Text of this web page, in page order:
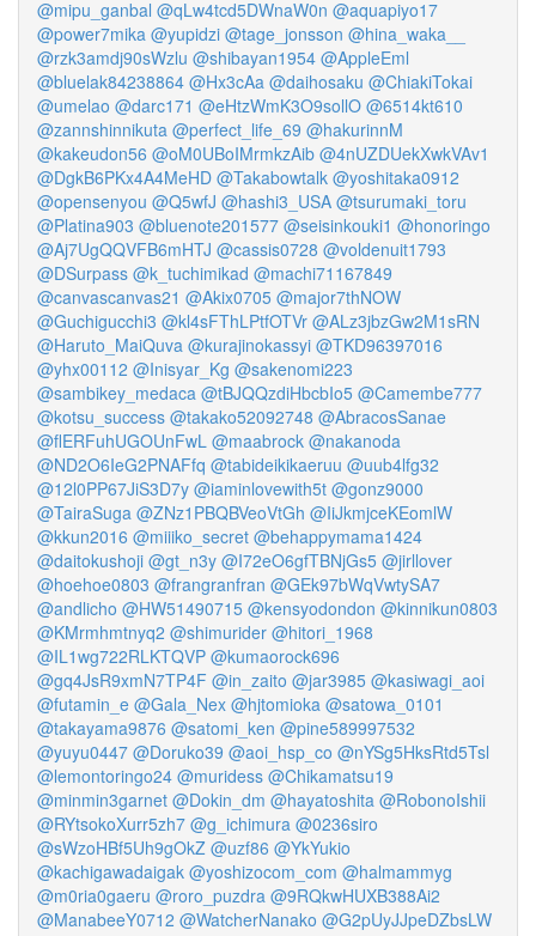
@mipu_ganbal @qLw4tcd5DWnaW0n @aquapiyo17
@power7mika @yupidzi @tage_jonsson @hina_waka__
@rzk3amdj90sWzlu @shibayan1954 @AppleEml
@bluelak84238864 @Hx3cAa @daihosaku @ChiakiTokai
@umelao @darc171 @eHtzWmK3O9sollO @6514kt610
@zannshinnikuta @perfect_life_69 @hakurinnM
@kakeudon56 @oM0UBoIMrmkzAib @4nUZDUekXwkVAv1
@DgkB6PKx4A4MeHD @Takabowtalk @yoshitaka0912
@opensenyou @Q5wfJ @hashi3_USA @tsurumaki_toru
@Platina903 @bluenote201577 @seisinkouki1 @honoringo
@Aj7UgQQVFB6mHTJ @cassis0728 @voldenuit1793
@DSurpass @k_tuchimikad @machi71167849
@canvascanvas21 @Akix0705 @major7thNOW
@Guchigucchi3 @kl4sFThLPtfOTVr @ALz3jbzGw2M1sRN
@Haruto_MaiQuva @kurajinokassyi @TKD96397016
@yhx00112 @Inisyar_Kg @sakenomi223
@sambikey_medaca @tBJQQzdiHbcbIo5 @Camembe777
@kotsu_success @takako52092748 @AbracosSanae
@flERFuhUGOUnFwL @maabrock @nakanoda
@ND2O6IeG2PNAFfq @tabideikikaeruu @uub4lfg32
@12l0PP67JiS3D7y @iaminlovewith5t @gonz9000
@TairaSuga @ZNz1PBQBVeoVtGh @IiJkmjceKEomlW
@kkun2016 @miiiko_secret @behappymama1424
@daitokushoji @gt_n3y @I72eO6gfTBNjGs5 @jirllover
@hoehoe0803 @frangranfran @GEk97bWqVwtySA7
@andlicho @HW51490715 @kensyodondon @kinnikun0803
@KMrmhmtnyq2 @shimurider @hitori_1968
@IL1wg722RLKTQVP @kumaorock696
@gq4JsR9xmN7TP4F @in_zaito @jar3985 @kasiwagi_aoi
@futamin_e @Gala_Nex @hjtomioka @satowa_0101
@takayama9876 @satomi_ken @pine589997532
@yuyu0447 @Doruko39 @aoi_hsp_co @nYSg5HksRtd5Tsl
@lemontoringo24 @muridess @Chikamatsu19
@minmin3garnet @Dokin_dm @hayatoshita @RobonoIshii
@RYtsokoXurr5zh7 @g_ichimura @0236siro
@sWzoHBf5Uh9gOkZ @uzf86 @YkYukio
@kachigawadaigak @yoshizocom_com @halmammyg
@m0ria0gaeru @roro_puzdra @9RQkwHUXB388Ai2
@ManabeeY0712 @WatcherNanako @G2pUyJJpeDZbsLW